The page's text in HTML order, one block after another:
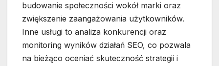
budowanie społeczności wokół marki oraz
zwiększenie zaangażowania użytkowników.
Inne usługi to analiza konkurencji oraz
monitoring wyników działań SEO, co pozwala
na bieżąco oceniać skuteczność strategii i